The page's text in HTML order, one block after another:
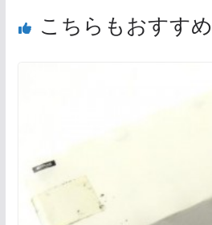
こちらもおすすめ